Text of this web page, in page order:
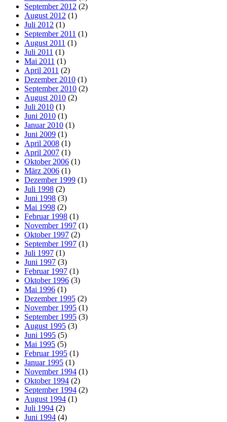
September 2012 (2)
August 2012 (1)
Juli 2012 (1)
September 2011 (1)
August 2011 (1)
Juli 2011 (1)
Mai 2011 (1)
April 2011 (2)
Dezember 2010 (1)
September 2010 (2)
August 2010 (2)
Juli 2010 (1)
Juni 2010 (1)
Januar 2010 (1)
Juni 2009 (1)
April 2008 (1)
April 2007 (1)
Oktober 2006 (1)
März 2006 (1)
Dezember 1999 (1)
Juli 1998 (2)
Juni 1998 (3)
Mai 1998 (2)
Februar 1998 (1)
November 1997 (1)
Oktober 1997 (2)
September 1997 (1)
Juli 1997 (1)
Juni 1997 (3)
Februar 1997 (1)
Oktober 1996 (3)
Mai 1996 (1)
Dezember 1995 (2)
November 1995 (1)
September 1995 (3)
August 1995 (3)
Juni 1995 (5)
Mai 1995 (5)
Februar 1995 (1)
Januar 1995 (1)
November 1994 (1)
Oktober 1994 (2)
September 1994 (2)
August 1994 (1)
Juli 1994 (2)
Juni 1994 (4)